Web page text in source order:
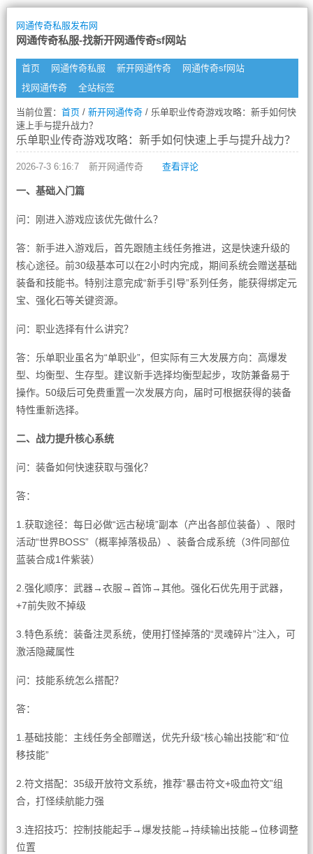
网通传奇私服发布网
网通传奇私服-找新开网通传奇sf网站
首页 网通传奇私服 新开网通传奇
网通传奇sf网站
找网通传奇
全站标签
当前位置： 首页/ 新开网通传奇/ 乐单职业传奇游戏攻略：新手如何快
速上手与提升战力？
乐单职业传奇游戏攻略：新手如何快速上手与提升战力？
2026-7-3 6:16:7 新开网通传奇 查看评论
一、基础入门篇
问：刚进入游戏应该优先做什么？
答：新手进入游戏后，首先跟随主线任务推进，这是快速升级的
核心途径。前30级基本可以在2小时内完成，期间系统会赠送基础
装备和技能书。特别注意完成“新手引导”系列任务，能获得绑定元
宝、强化石等关键资源。
问：职业选择有什么讲究？
答：乐单职业虽名为“单职业”，但实际有三大发展方向：高爆发
型、均衡型、生存型。建议新手选择均衡型起步，攻防兼备易于
操作。50级后可免费重置一次发展方向，届时可根据获得的装备
特性重新选择。
二、战力提升核心系统
问：装备如何快速获取与强化？
答：
1.获取途径：每日必做“远古秘境”副本（产出各部位装备）、限时
活动“世界BOSS”（概率掉落极品）、装备合成系统（3件同部位
蓝装合成1件紫装）
2.强化顺序：武器→衣服→首饰→其他。强化石优先用于武器，
+7前失败不掉级
3.特色系统：装备注灵系统，使用打怪掉落的“灵魂碎片”注入，可
激活隐藏属性
问：技能系统怎么搭配？
答：
1.基础技能：主线任务全部赠送，优先升级“核心输出技能”和“位
移技能”
2.符文搭配：35级开放符文系统，推荐“暴击符文+吸血符文”组
合，打怪续航能力强
3.连招技巧：控制技能起手→爆发技能→持续输出技能→位移调整
位置